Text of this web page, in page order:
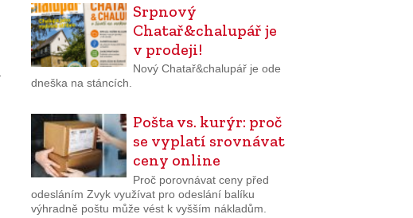
Srpnový
Chatař&chalupář je
v prodeji!
Nový Chatař&chalupář je ode
dneška na stáncích.
Pošta vs. kurýr: proč
se vyplatí srovnávat
ceny online
Proč porovnávat ceny před
odesláním Zvyk využívat pro odeslání balíku
výhradně poštu může vést k vyšším nákladům.